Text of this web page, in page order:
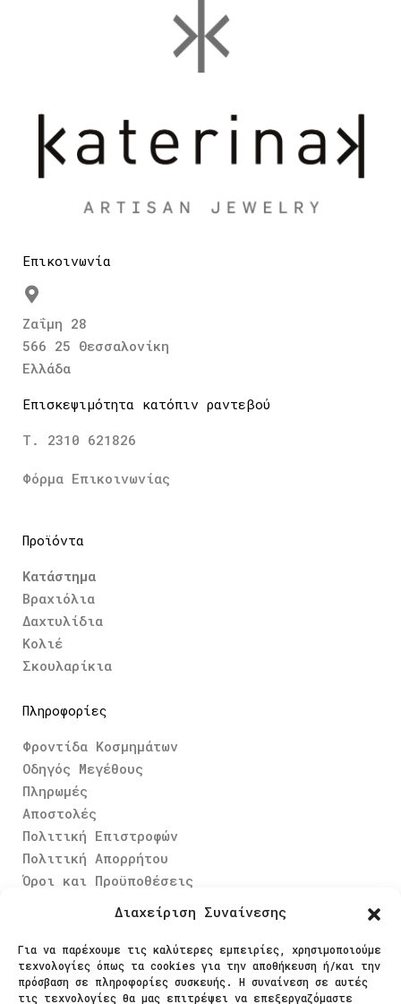
Διαχείριση Συναίνεσης
Για να παρέχουμε τις καλύτερες εμπειρίες, χρησιμοποιούμε
τεχνολογίες όπως τα cookies για την αποθήκευση ή/και την
πρόσβαση σε πληροφορίες συσκευής. Η συναίνεση σε αυτές
τις τεχνολογίες θα μας επιτρέψει να επεξεργαζόμαστε
Επικοινωνία
Ζαΐμη 28
566 25 Θεσσαλονίκη
Ελλάδα
Επισκεψιμότητα κατόπιν ραντεβού
Τ. 2310 621826
Φόρμα Επικοινωνίας
Προϊόντα
Κατάστημα
Βραχιόλια
Δαχτυλίδια
Κολιέ
Σκουλαρίκια
Πληροφορίες
Φροντίδα Κοσμημάτων
Οδηγός Μεγέθους
Πληρωμές
Αποστολές
Πολιτική Επιστροφών
Πολιτική Απορρήτου
Όροι και Προϋποθέσεις